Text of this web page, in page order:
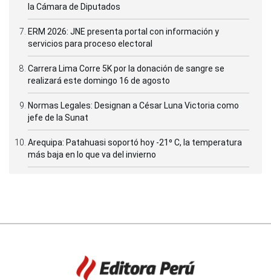
la Cámara de Diputados
ERM 2026: JNE presenta portal con información y
servicios para proceso electoral
Carrera Lima Corre 5K por la donación de sangre se
realizará este domingo 16 de agosto
Normas Legales: Designan a César Luna Victoria como
jefe de la Sunat
Arequipa: Patahuasi soportó hoy -21⁰ C, la temperatura
más baja en lo que va del invierno